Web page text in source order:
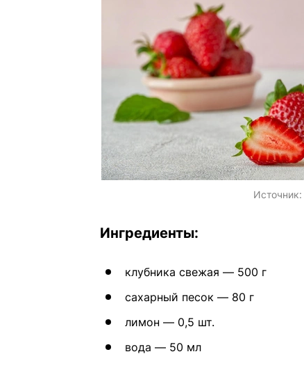
Источник:
Ингредиенты:
клубника свежая — 500 г
сахарный песок — 80 г
лимон — 0,5 шт.
вода — 50 мл